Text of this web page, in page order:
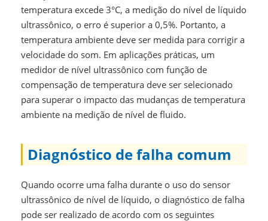
temperatura excede 3°C, a medição do nível de líquido
ultrassônico, o erro é superior a 0,5%. Portanto, a
temperatura ambiente deve ser medida para corrigir a
velocidade do som. Em aplicações práticas, um
medidor de nível ultrassônico com função de
compensação de temperatura deve ser selecionado
para superar o impacto das mudanças de temperatura
ambiente na medição de nível de fluido.
Diagnóstico de falha comum
Quando ocorre uma falha durante o uso do sensor
ultrassônico de nível de líquido, o diagnóstico de falha
pode ser realizado de acordo com os seguintes